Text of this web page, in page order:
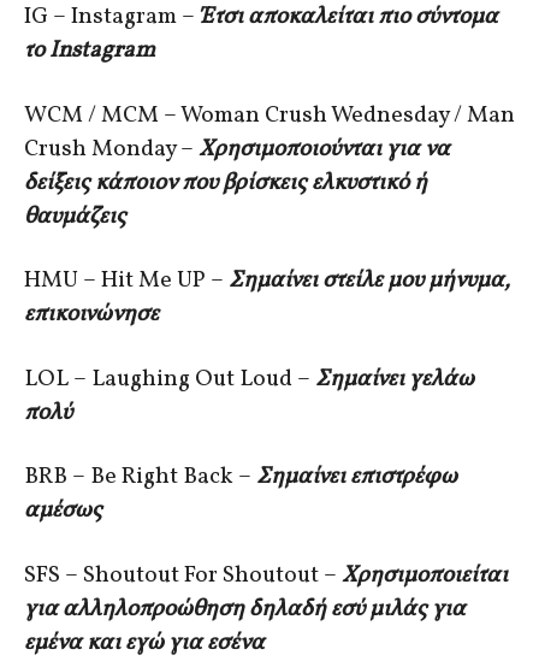
IG – Instagram –Έτσι αποκαλείται πιο σύντομα
το Instagram
WCM / MCM – Woman Crush Wednesday / Man
Crush Monday –Χρησιμοποιούνται για να
δείξεις κάποιον που βρίσκεις ελκυστικό ή
θαυμάζεις
HMU – Hit Me UP – Σημαίνει στείλε μου μήνυμα,
επικοινώνησε
LOL – Laughing Out Loud – Σημαίνει γελάω
πολύ
BRB – Be Right Back – Σημαίνει επιστρέφω
αμέσως
SFS – Shoutout For Shoutout –Χρησιμοποιείται
για αλληλοπροώθηση δηλαδή εσύ μιλάς για
εμένα και εγώ για εσένα